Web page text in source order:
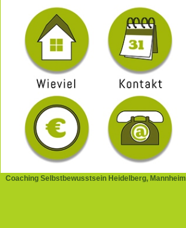
Coaching Selbstbewusstsein Heidelberg, Mannheim